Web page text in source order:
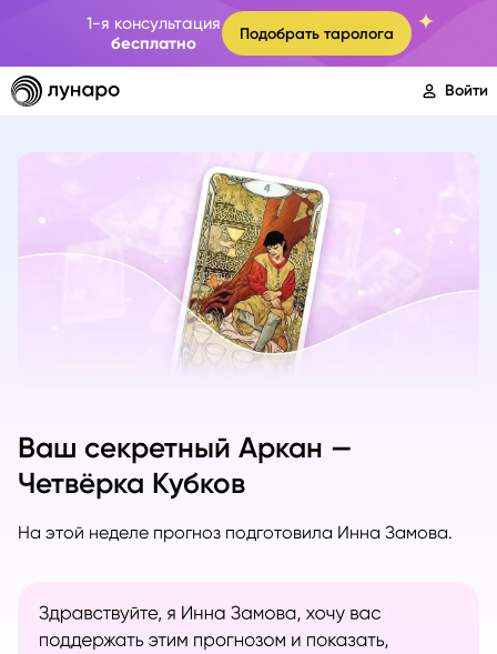
1-я консультация
бесплатно
Подобрать таролога
Войти
Ваш секретный Аркан —
Четвёрка Кубков
На этой неделе прогноз подготовила Инна Замова.